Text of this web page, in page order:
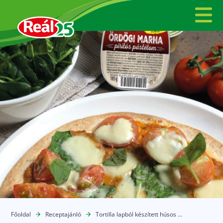
Főoldal Receptajánló Tortilla lapból készített húsos pizza